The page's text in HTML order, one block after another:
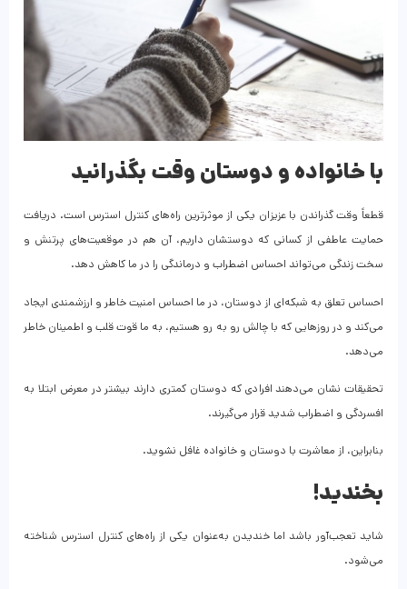
با خانواده و دوستان وقت بگذرانید
قطعاً وقت گذراندن با عزیزان یکی از موثرترین راه‌های کنترل استرس است. دریافت
حمایت عاطفی از کسانی که دوستشان داریم، آن هم در موقعیت‌های پرتنش و
سخت زندگی می‌تواند احساس اضطراب و درماندگی را در ما کاهش دهد.
احساس تعلق به شبکه‌ای از دوستان، در ما احساس امنیت خاطر و ارزشمندی ایجاد
می‌کند و در روزهایی که با چالش رو به رو هستیم، به ما قوت قلب و اطمینان خاطر
می‌دهد.
تحقیقات نشان می‌دهند افرادی که دوستان کمتری دارند بیشتر در معرض ابتلا به
افسردگی و اضطراب شدید قرار می‌گیرند.
بنابراین، از معاشرت با دوستان و خانواده غافل نشوید.
بخندید!
شاید تعجب‌آور باشد اما خندیدن به‌عنوان یکی از راه‌های کنترل استرس شناخته
می‌شود.